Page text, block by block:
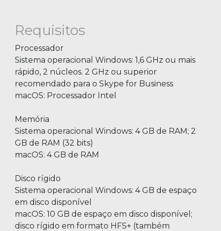
Requisitos
Processador
Sistema operacional Windows: 1,6 GHz ou mais
rápido, 2 núcleos. 2 GHz ou superior
recomendado para o Skype for Business
macOS: Processador Intel
Memória
Sistema operacional Windows: 4 GB de RAM; 2
GB de RAM (32 bits)
macOS: 4 GB de RAM
Disco rígido
Sistema operacional Windows: 4 GB de espaço
em disco disponível
macOS: 10 GB de espaço em disco disponível;
disco rígido em formato HFS+ (também